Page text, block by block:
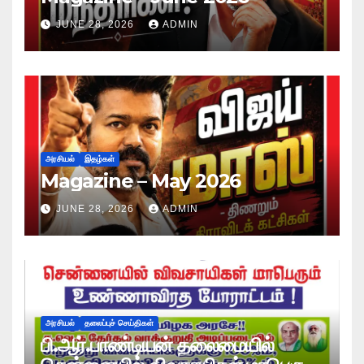
JUNE 28, 2026 ADMIN
அரசியல் இதழ்கள்
Magazine – May 2026
JUNE 28, 2026 ADMIN
அரசியல் தலைப்புச் செய்திகள்
பி.ஆர்.பாண்டியன் தலைமையில்